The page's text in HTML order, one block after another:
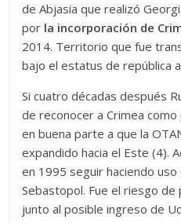
de Abjasia que realizó
por la incorporación de
2014. Territorio que fue
bajo el estatus de república
Si cuatro décadas después
de reconocer a Crimea
en buena parte a que la
expandido hacia el Este (4).
en 1995 seguir haciendo
Sebastopol. Fue el riesgo
junto al posible ingreso de